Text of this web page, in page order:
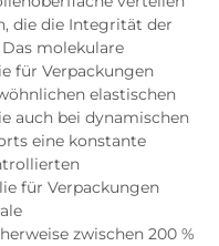
die die Integrität der
molekulare
für Verpackungen
elastischen
auch bei dynamischen
eine konstante
für Verpackungen
zwischen 200 %